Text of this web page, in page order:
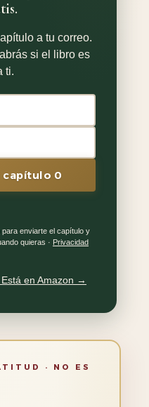
a tu correo.
si el libro es
ti.
capítulo 0
enviarte el capítulo y
quieras · Privacidad
en Amazon →
· NO ES